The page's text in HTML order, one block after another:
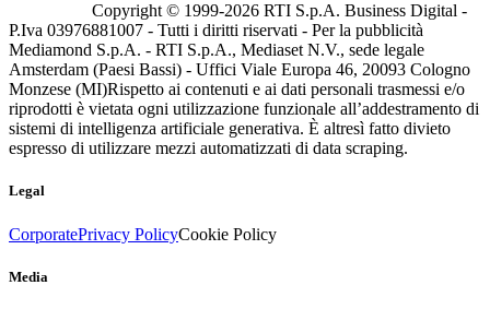
Copyright © 1999-2026 RTI S.p.A. Business Digital -
P.Iva 03976881007 - Tutti i diritti riservati - Per la pubblicità
Mediamond S.p.A. - RTI S.p.A., Mediaset N.V., sede legale
Amsterdam (Paesi Bassi) - Uffici Viale Europa 46, 20093 Cologno
Monzese (MI)Rispetto ai contenuti e ai dati personali trasmessi e/o
riprodotti è vietata ogni utilizzazione funzionale all’addestramento di
sistemi di intelligenza artificiale generativa. È altresì fatto divieto
espresso di utilizzare mezzi automatizzati di data scraping.
Legal
CorporatePrivacy PolicyCookie Policy
Media